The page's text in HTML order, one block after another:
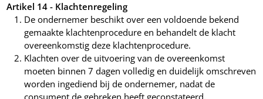
Artikel 14 - Klachtenregeling
De ondernemer beschikt over een voldoende bekend
gemaakte klachtenprocedure en behandelt de klacht
overeenkomstig deze klachtenprocedure.
Klachten over de uitvoering van de overeenkomst
moeten binnen 7 dagen volledig en duidelijk omschreven
worden ingediend bij de ondernemer, nadat de
consument de gebreken heeft geconstateerd.